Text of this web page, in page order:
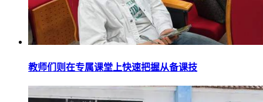
教师们则在专属课堂上快速把握从备课技